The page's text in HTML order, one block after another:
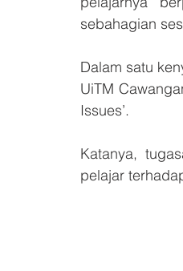
sebahagian
Dalam satu
UiTM
Issues’.
Katanya,
pelajar